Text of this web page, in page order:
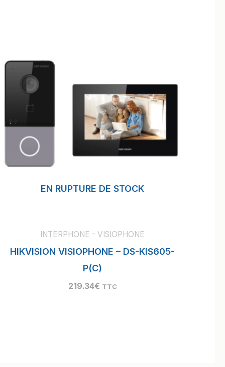
EN RUPTURE DE STOCK
INTERPHONE - VISIOPHONE
HIKVISION VISIOPHONE – DS-KIS605-
P(C)
219.34€ TTC